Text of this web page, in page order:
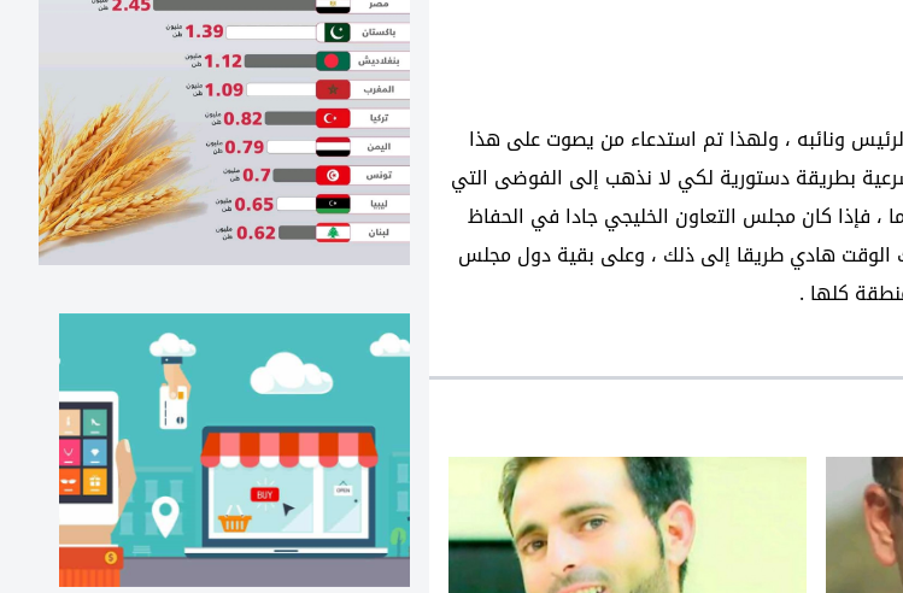
ونائبه ، ولهذا تم استدعاء من يصوت على هذا
بطريقة دستورية لكي لا نذهب إلى الفوضى التي
فإذا كان مجلس التعاون الخليجي جادا في الحفاظ
الوقت هادي طريقا إلى ذلك ، وعلى بقية دول مجلس
كلها .